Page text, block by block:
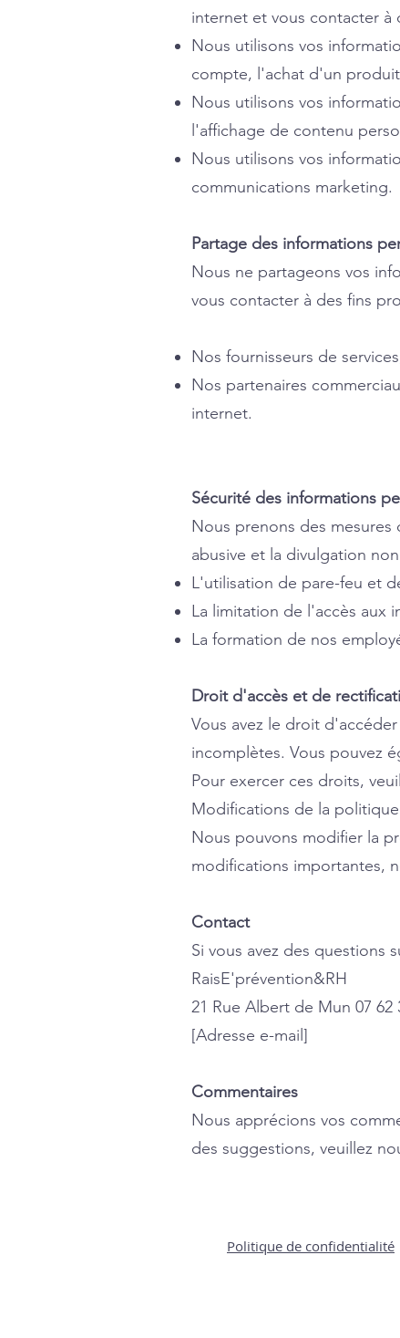
internet et vous contacter à
Nous utilisons vos
compte, l'achat d'un
Nous utilisons vos
l'affichage de contenu
Nous utilisons vos
communications marketing.
Partage des informations
Nous ne partageons vos
vous contacter à des fins
Nos fournisseurs de
Nos partenaires
internet.
Sécurité des informations
Nous prenons des
abusive et la divulgation
L'utilisation de pare-feu et
La limitation de l'accès aux
La formation de nos
Droit d'accès et de
Vous avez le droit
incomplètes. Vous pouvez
Pour exercer ces droits,
Modifications de la
Nous pouvons modifier la
modifications importantes,
Contact
Si vous avez des questions
RaisE'prévention&RH
21 Rue Albert de Mun 07 62
[Adresse e-mail]
Commentaires
Nous apprécions vos
des suggestions, veuillez
Politique de confidentialité